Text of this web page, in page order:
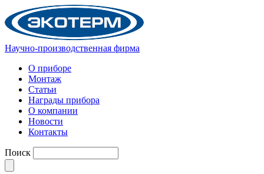
Научно-производственная фирма
О приборе
Монтаж
Статьи
Награды прибора
О компании
Новости
Контакты
Поиск